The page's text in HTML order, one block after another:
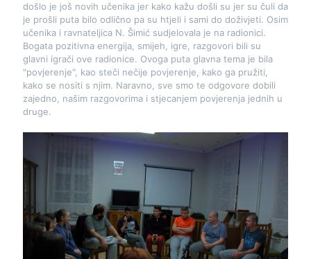
došlo je još novih učenika jer kako kažu došli su jer su čuli da
je prošli puta bilo odlično pa su htjeli i sami do doživjeti. Osim
učenika i ravnateljica N. Šimić sudjelovala je na radionici.
Bogata pozitivna energija, smijeh, igre, razgovori bili su
glavni igrači ove radionice. Ovoga puta glavna tema je bila
"povjerenje", kao steči nečije povjerenje, kako ga pružiti,
kako se nositi s njim. Naravno, sve smo te odgovore dobili
zajedno, našim razgovorima i stjecanjem povjerenja jednih u
druge.